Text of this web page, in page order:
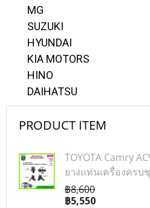
MG
SUZUKI
HYUNDAI
KIA MOTORS
HINO
DAIHATSU
PRODUCT ITEM
TOYOTA Camry
ยางแท่นเครื่องครบ
฿8,600
฿5,550